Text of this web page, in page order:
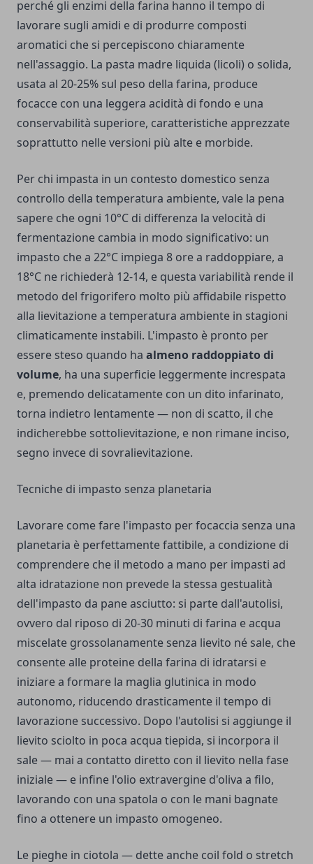
perché gli enzimi della farina hanno il tempo di
lavorare sugli amidi e di produrre composti
aromatici che si percepiscono chiaramente
nell'assaggio. La pasta madre liquida (licoli) o solida,
usata al 20-25% sul peso della farina, produce
focacce con una leggera acidità di fondo e una
conservabilità superiore, caratteristiche apprezzate
soprattutto nelle versioni più alte e morbide.
Per chi impasta in un contesto domestico senza
controllo della temperatura ambiente, vale la pena
sapere che ogni 10°C di differenza la velocità di
fermentazione cambia in modo significativo: un
impasto che a 22°C impiega 8 ore a raddoppiare, a
18°C ne richiederà 12-14, e questa variabilità rende il
metodo del frigorifero molto più affidabile rispetto
alla lievitazione a temperatura ambiente in stagioni
climaticamente instabili. L'impasto è pronto per
essere steso quando ha almeno raddoppiato di
volume, ha una superficie leggermente increspata
e, premendo delicatamente con un dito infarinato,
torna indietro lentamente — non di scatto, il che
indicherebbe sottolievitazione, e non rimane inciso,
segno invece di sovralievitazione.
Tecniche di impasto senza planetaria
Lavorare come fare l'impasto per focaccia senza una
planetaria è perfettamente fattibile, a condizione di
comprendere che il metodo a mano per impasti ad
alta idratazione non prevede la stessa gestualità
dell'impasto da pane asciutto: si parte dall'autolisi,
ovvero dal riposo di 20-30 minuti di farina e acqua
miscelate grossolanamente senza lievito né sale, che
consente alle proteine della farina di idratarsi e
iniziare a formare la maglia glutinica in modo
autonomo, riducendo drasticamente il tempo di
lavorazione successivo. Dopo l'autolisi si aggiunge il
lievito sciolto in poca acqua tiepida, si incorpora il
sale — mai a contatto diretto con il lievito nella fase
iniziale — e infine l'olio extravergine d'oliva a filo,
lavorando con una spatola o con le mani bagnate
fino a ottenere un impasto omogeneo.
Le pieghe in ciotola — dette anche coil fold o stretch